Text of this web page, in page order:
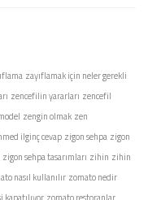
zayıflamak için neler gerekli
zencefilin yararları zencefil
zengin olmak zen
ilginç cevap zigon sehpa zigon
zigon sehpa tasarımları zihin zihin
nasıl kullanılır zomato nedir